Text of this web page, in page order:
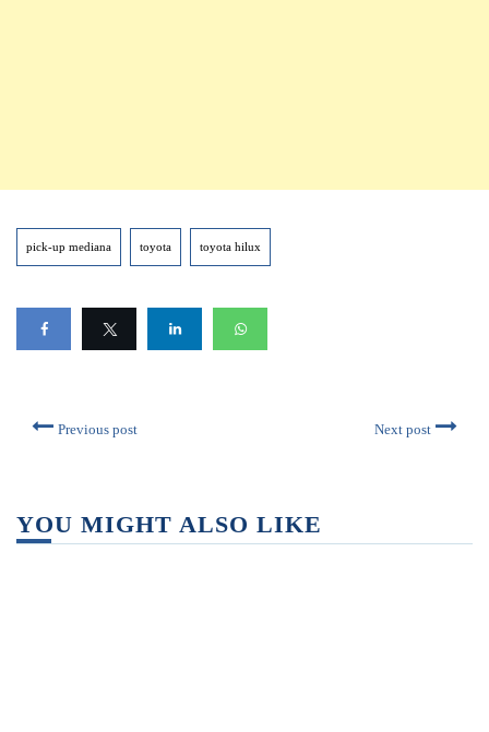
pick-up mediana toyota toyota hilux
Previous post Next post
YOU MIGHT ALSO LIKE